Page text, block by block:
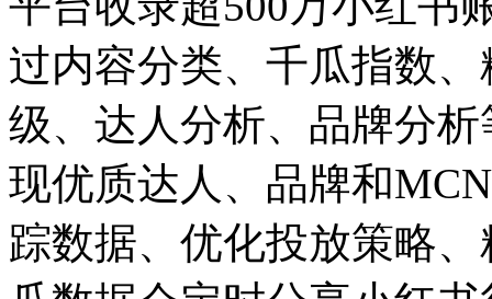
过内容分类、千瓜指数
级、达人分析、品牌分
现优质达人、品牌和
踪数据、优化投放策略